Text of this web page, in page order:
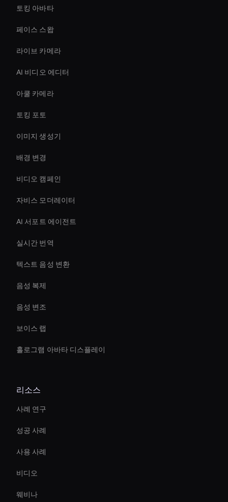
토킹 아바타
페이스 스왑
라이브 카메라
AI 비디오 에디터
아쿨 카메라
토킹 포토
이미지 생성기
배경 변경
비디오 캠페인
자비스 모더레이터
AI 서포트 에이전트
실시간 번역
텍스트 음성 변환
음성 복제
음성 변조
보이스 랩
홀로그램 아바타 디스플레이
리소스
사례 연구
성공 사례
사용 사례
비디오
웨비나